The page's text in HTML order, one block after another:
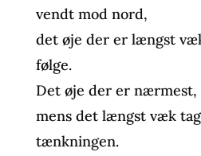
vendt mod nord,
det øje der er længst
følge.
Det øje der er nærmest,
mens det længst væk
tænkningen.